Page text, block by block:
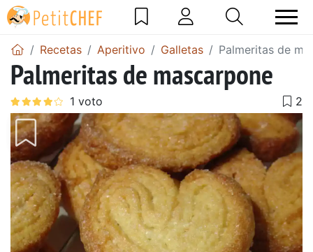
Recetas Aperitivo Galletas Palmeritas de
Palmeritas de mascarpone